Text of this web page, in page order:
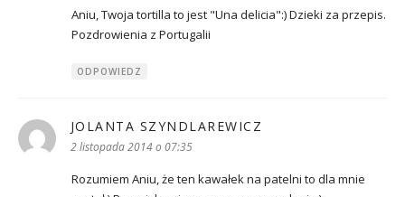
Aniu, Twoja tortilla to jest "Una delicia":) Dzieki za przepis.
Pozdrowienia z Portugalii
ODPOWIEDZ
JOLANTA SZYNDLAREWICZ
2 listopada 2014 o 07:35
Rozumiem Aniu, że ten kawałek na patelni to dla mnie